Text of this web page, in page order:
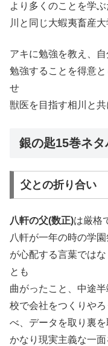
より多くのことを学
川と同じ大蝦夷畜産
アキに勉強を教え、
勉強することを得意
せ
獣医を目指す相川と
銀の匙15巻ネタ
父との折り合い
八軒の父(数正)は厳格
八軒が一年の時の学
が心配する言葉では
とも
曲がったこと、中途
校で会社をつくりや
べ、データを取り裏
かなり現実主義な一面